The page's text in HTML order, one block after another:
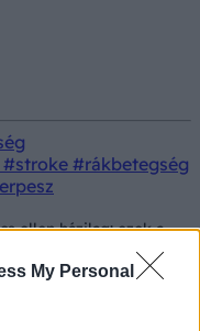
My Personal
#stroke #rákbetegség
ellen házilag: ezek a
otthoni módszerek,